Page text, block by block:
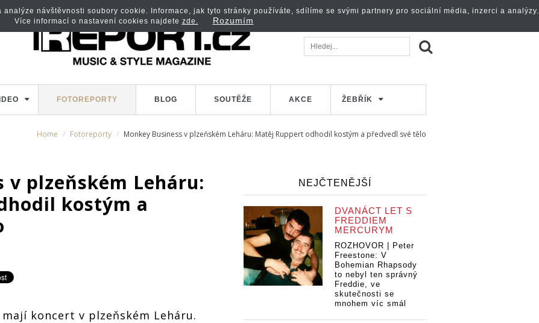
FOTOREPORTY BLOG SOUTĚŽE AKCE ŽEBŘÍK
Home Fotoreporty Monkey Business v plzeňském Leháru: Matěj Ruppert odhodil kostým a předvedl své tělo
v plzeňském Leháru:
kostým a
mají koncert v plzeňském Leháru.
NEJČTENĚJŠÍ
DVANÁCT LET S
FREDDIEM
MERCURYM
ROZHOVOR | Peter
Freestone: V
Bohemian Rhapsody
to nebyl ten správný
Freddie, ve
skutečnosti se
mnohem víc smál
návštěvnosti soubory cookie. Informace, jak tyto stránky používáte, sdílíme se svými partnery pro sociální média, inzerci a analýzy.
Více informací o nastavení cookies najdete zde. Rozumím